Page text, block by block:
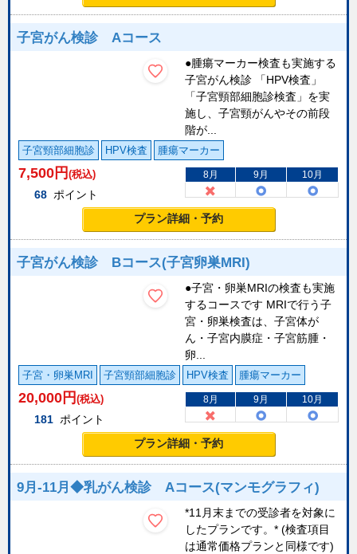
子宮がん検診 Aコース
●腫瘍マーカー検査も実施する
子宮がん検診 「HPV検査」
「子宮頸部細胞診検査」を実
施し、子宮頸がんやその前段
階が...
子宮頸部細胞診 HPV検査 腫瘍マーカー
7,500 円 (税込)
68 ポイント
8月 9月 10月
プラン詳細・予約
子宮がん検診 Bコース(子宮卵巣MRI)
●子宮・卵巣MRIの検査も実施
するコースです MRIで行う子
宮・卵巣検査は、子宮体が
ん・子宮内膜症・子宮筋腫・
卵...
子宮・卵巣MRI 子宮頸部細胞診 HPV検査 腫瘍マーカー
20,000 円 (税込)
181 ポイント
8月 9月 10月
プラン詳細・予約
9月-11月◆乳がん検診 Aコース(マンモグラフィ)
*11月末までの受診者を対象に
したプランです。* (検査項目
は通常価格プランと同様です)